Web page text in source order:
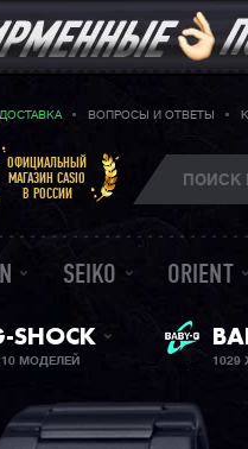
ВОПРОСЫ И ОТВЕТЫ
ОФИЦИАЛЬНЫЙ
МАГАЗИН CASIO
В РОССИИ
SEIKO ORIENT
SHOCK
МОДЕЛЕЙ 1029